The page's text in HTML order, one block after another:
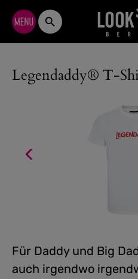
Zum Hauptinhalt springen
Legendaddy® T-
Für Daddy und Big
auch irgendwo